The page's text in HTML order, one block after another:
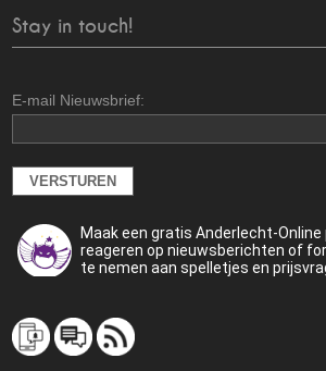
Stay in touch!
E-mail Nieuwsbrief:
Maak een gratis Anderlecht-
reageren op nieuwsberichten of
te nemen aan spelletjes en